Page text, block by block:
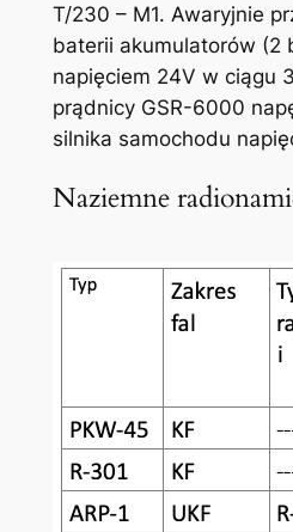
T/230 – M1. Awaryjnie
baterii akumulatorów (2
napięciem 24V w ciągu
prądnicy GSR-6000
silnika samochodu
Naziemne